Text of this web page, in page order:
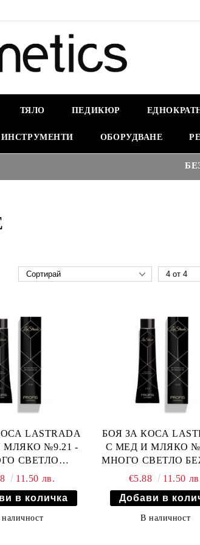
ТЯЛО ПЕДИКЮР
ИНСТРУМЕНТИ ОБОРУДВАНЕ
LASTRADA
МЛЯКО №9.21 -
СВЕТЛО
ПЕПЕЛНО
11.50 лв.
БОЯ ЗА КОСА
С МЕД И МЛЯКО
МНОГО СВЕТЛО
РУСО
€5.88 11.50
В наличност